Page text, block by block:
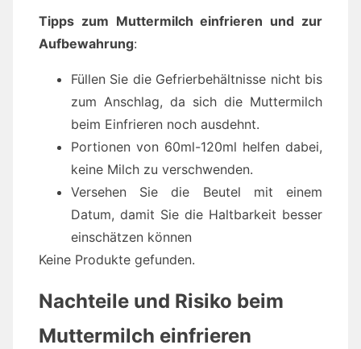
Tipps zum Muttermilch einfrieren und zur
Aufbewahrung:
Füllen Sie die Gefrierbehältnisse nicht bis
zum Anschlag, da sich die Muttermilch
beim Einfrieren noch ausdehnt.
Portionen von 60ml-120ml helfen dabei,
keine Milch zu verschwenden.
Versehen Sie die Beutel mit einem
Datum, damit Sie die Haltbarkeit besser
einschätzen können
Keine Produkte gefunden.
Nachteile und Risiko beim
Muttermilch einfrieren